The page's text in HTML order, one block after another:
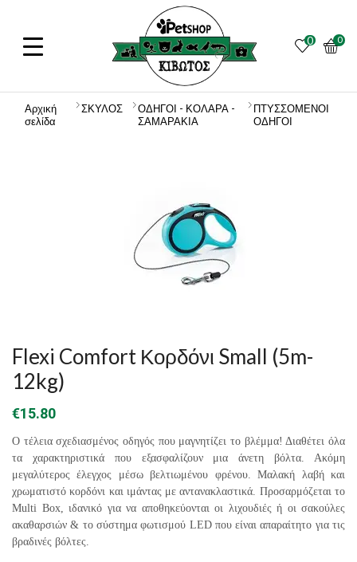
0 0
Αρχική
σελίδα
ΣΚΥΛΟΣ
ΟΔΗΓΟΙ - ΚΟΛΑΡΑ -
ΣΑΜΑΡΑΚΙΑ
ΠΤΥΣΣΟΜΕΝΟΙ
ΟΔΗΓΟΙ
Flexi Comfort Κορδόνι Small (5m-
12kg)
€15.80
Ο τέλεια σχεδιασμένος οδηγός που μαγνητίζει το βλέμμα! Διαθέτει όλα
τα χαρακτηριστικά που εξασφαλίζουν μια άνετη βόλτα. Ακόμη
μεγαλύτερος έλεγχος μέσω βελτιωμένου φρένου. Μαλακή λαβή και
χρωματιστό κορδόνι και ιμάντας με αντανακλαστικά. Προσαρμόζεται το
Multi Box, ιδανικό για να αποθηκεύονται οι λιχουδιές ή οι σακούλες
ακαθαρσιών & το σύστημα φωτισμού LED που είναι απαραίτητο για τις
βραδινές βόλτες.